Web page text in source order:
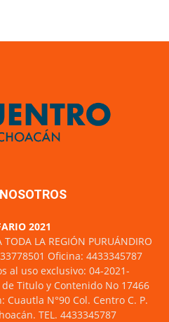
2021
TODA LA REGIÓN PURUÁNDIRO
Oficina: 4433345787
al uso exclusivo: 04-2021-
Titulo y Contenido No 17466
N°90 Col. Centro C. P.
TEL. 4433345787